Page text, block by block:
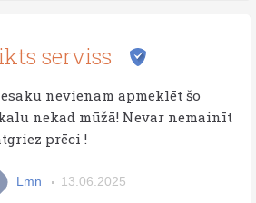
serviss
nevienam apmeklēt šo
nekad mūžā! Nevar nemainīt
prēci !
Lmn 13.06.2025